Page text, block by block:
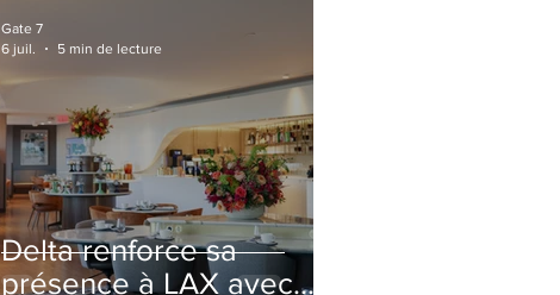
Delta renforce sa
présence à LAX avec
Gate 7
6 juil.
5 min de lecture